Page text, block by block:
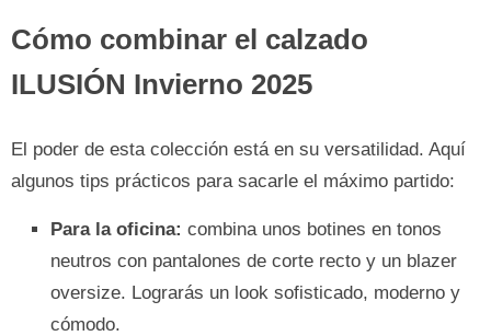
Cómo combinar el calzado
ILUSIÓN Invierno 2025
El poder de esta colección está en su versatilidad. Aquí
algunos tips prácticos para sacarle el máximo partido:
Para la oficina: combina unos botines en tonos
neutros con pantalones de corte recto y un blazer
oversize. Lograrás un look sofisticado, moderno y
cómodo.